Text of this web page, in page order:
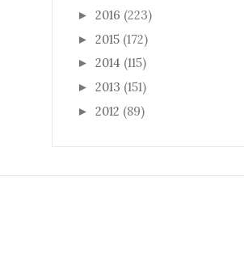
► 2016 (223)
► 2015 (172)
► 2014 (115)
► 2013 (151)
► 2012 (89)